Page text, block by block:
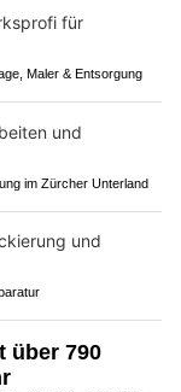
Maler & Entsorgung
im Zürcher Unterland
über 790